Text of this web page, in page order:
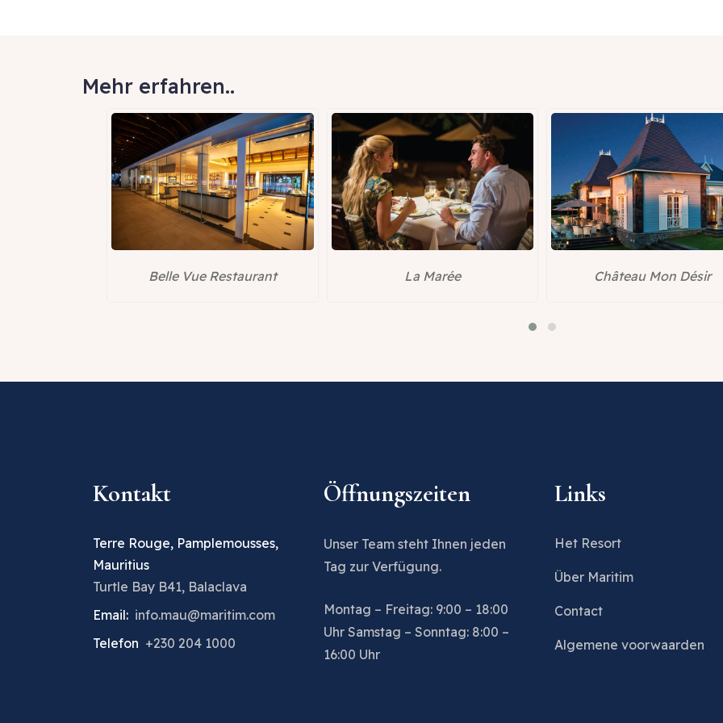
Mehr erfahren..
La Marée Château Mon Désir Le Banyan
Kontakt
Terre Rouge, Pamplemousses,
Mauritius
Turtle Bay B41, Balaclava
Email: info.mau@maritim.com
Telefon +230 204 1000
Öffnungszeiten
Unser Team steht Ihnen jeden
Tag zur Verfügung.
Montag – Freitag: 9:00 – 18:00
Uhr Samstag – Sonntag: 8:00 –
16:00 Uhr
Links
Het Resort
Über Maritim
Contact
Algemene voorwaarden